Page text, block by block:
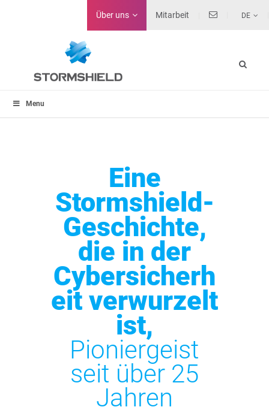
Über uns Mitarbeit DE
Menu
Eine
Stormshield-
Geschichte,
die in der
Cybersicherh
eit verwurzelt
ist,
Pioniergeist
seit über 25
Jahren